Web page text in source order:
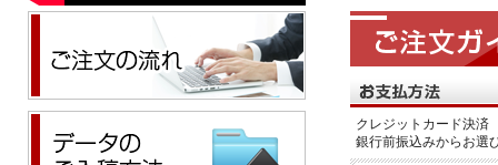
クレジットカード決
銀行前振込みからお選